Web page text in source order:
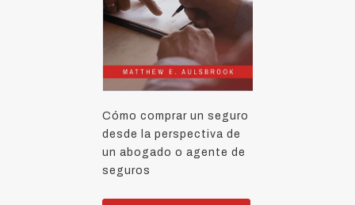
Cómo comprar un seguro
desde la perspectiva de
un abogado o agente de
seguros